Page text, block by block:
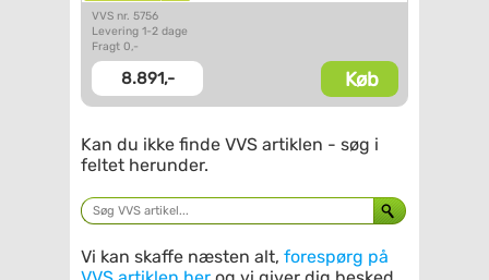
VVS nr. 5756
Levering 1-2 dage
Fragt 0,-
8.891,- Køb
Kan du ikke finde VVS artiklen - søg i
feltet herunder.
Vi kan skaffe næsten alt, forespørg på